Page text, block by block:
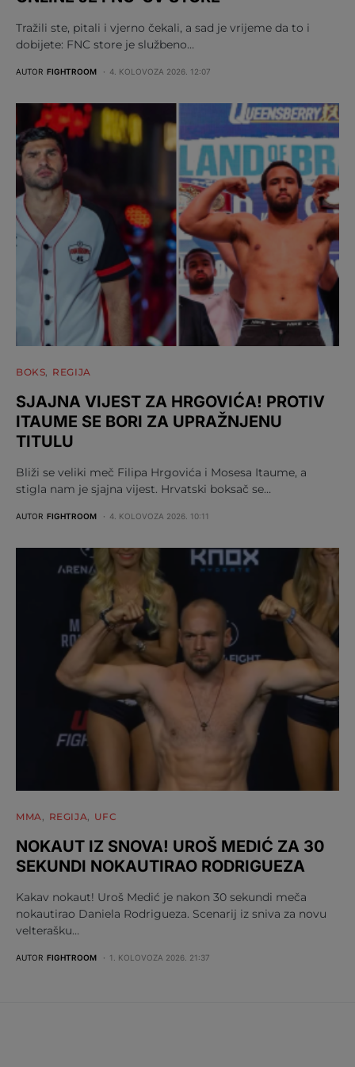
Tražili ste, pitali i vjerno čekali, a sad je vrijeme da to i
dobijete: FNC store je službeno…
AUTOR FIGHTROOM 4. KOLOVOZA 2026. 12:07
BOKS REGIJA
SJAJNA VIJEST ZA HRGOVIĆA! PROTIV
ITAUME SE BORI ZA UPRAŽNJENU
TITULU
Bliži se veliki meč Filipa Hrgovića i Mosesa Itaume, a
stigla nam je sjajna vijest. Hrvatski boksač se…
AUTOR FIGHTROOM 4. KOLOVOZA 2026. 10:11
MMA REGIJA UFC
NOKAUT IZ SNOVA! UROŠ MEDIĆ ZA 30
SEKUNDI NOKAUTIRAO RODRIGUEZA
Kakav nokaut! Uroš Medić je nakon 30 sekundi meča
nokautirao Daniela Rodrigueza. Scenarij iz sniva za novu
velterašku…
AUTOR FIGHTROOM 1. KOLOVOZA 2026. 21:37